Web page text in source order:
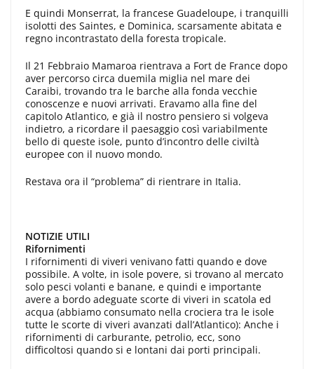
E quindi Monserrat, la france­se Guadeloupe, i tranquilli
isolotti des Saintes, e Dominica, scarsamente abi­tata e
regno incontrastato della fore­sta tropicale.
Il 21 Febbraio Mamaroa rientrava a Fort de France dopo
aver percorso circa duemila miglia nel ma­re dei
Caraibi, trovando tra le barche alla fonda vecchie
conoscenze e nuovi arrivati. Eravamo alla fine del
capito­lo Atlantico, e già il nostro pensiero si volgeva
indietro, a ricordare il paesaggio così variabilmente
bello di que­ste isole, punto d’incontro delle civil­tà
europee con il nuovo mondo.
Restava ora il “problema” di rien­trare in Italia.
NOTIZIE UTILI
Rifornimenti
I rifornimenti di viveri venivano fatti quando e dove
possibile. A volte, in iso­le povere, si trovano al mercato
solo pe­sci volanti e banane, e quindi e impor­tante
avere a bordo adeguate scorte di viveri in scatola ed
acqua (abbiamo con­sumato nella crociera tra le isole
tutte le scorte di viveri avanzati dall’Atlanti­co): Anche i
rifornimenti di carburante, petrolio, ecc, sono
difficoltosi quando si e lontani dai porti principali.